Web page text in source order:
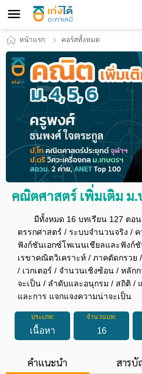
หน้าแรก คอร์สทั้งหมด
คณิตศาสตร์ เพิ่มเติม ม.
มีทั้งหมด 16 บทเรียน 127 ตอ
ตรรกศาสตร์ / ระบบจำนวนจริง /
ฟังก์ชันเอกซ์โพเนนเชียลและฟังก์
เรขาคณิตวิเคราะห์ / ภาคตัดกรว
/ เวกเตอร์ / จำนวนเชิงซ้อน / หลัก
จะเป็น / ลำดับและอนุกรม / สถิติ /
และการ แจกแจงความน่าจะเป็น
ประเภท:
เนื้อหา
จำนวนบท:
16
คำแนะนำ สาร